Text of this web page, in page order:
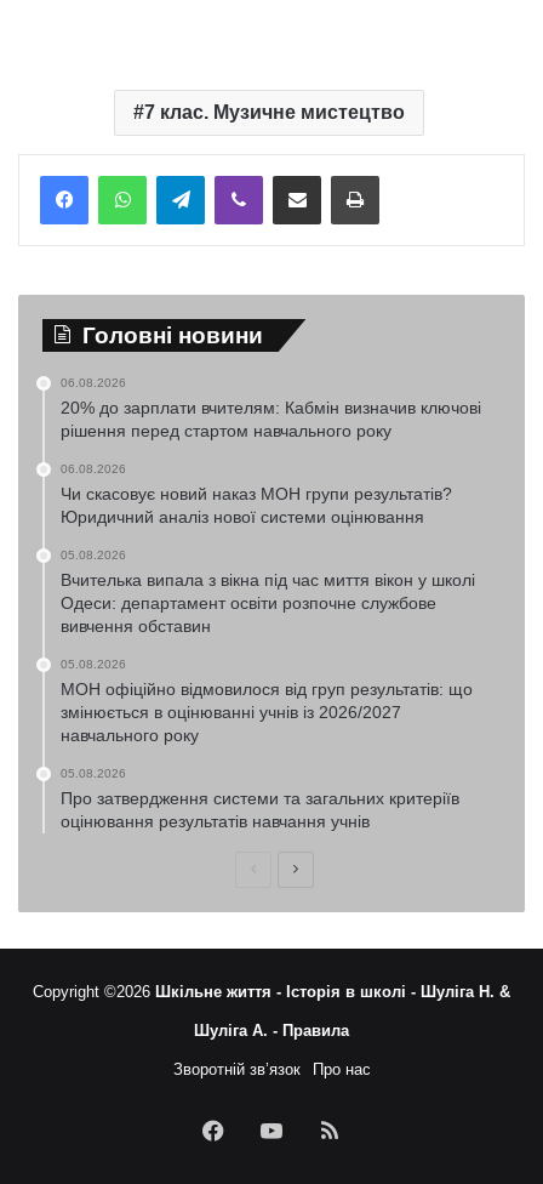
7 клас. Музичне мистецтво
TelegramViber Надіслати електронною поштоюНадрукувати
Головні новини
06.08.2026
20% до зарплати вчителям: Кабмін визначив ключові
рішення перед стартом навчального року
06.08.2026
Чи скасовує новий наказ МОН групи результатів?
Юридичний аналіз нової системи оцінювання
05.08.2026
Вчителька випала з вікна під час миття вікон у школі
Одеси: департамент освіти розпочне службове
вивчення обставин
05.08.2026
МОН офіційно відмовилося від груп результатів: що
змінюється в оцінюванні учнів із 2026/2027
навчального року
05.08.2026
Про затвердження системи та загальних критеріїв
оцінювання результатів навчання учнів
ПопередняНаступна
Copyright ©2026 Шкільне життя - Історія в школі - Шуліга Н. &
Шуліга А. - Правила
Зворотній зв’язок Про нас
FacebookYouTubeRSS